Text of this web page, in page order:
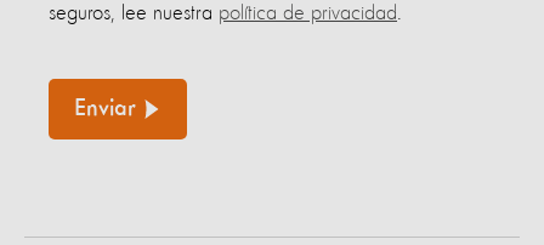
seguros, lee nuestra política de privacidad.
Enviar